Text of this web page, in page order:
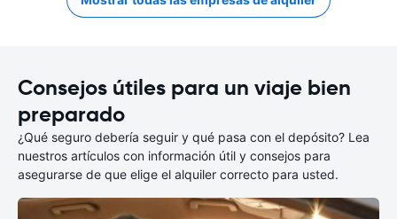
Consejos útiles para un viaje bien
preparado
¿Qué seguro debería seguir y qué pasa con el depósito? Lea
nuestros artículos con información útil y consejos para
asegurarse de que elige el alquiler correcto para usted.